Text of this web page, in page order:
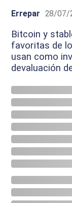
Errepar 28/07/
Bitcoin y
favoritas de
usan como
devaluación